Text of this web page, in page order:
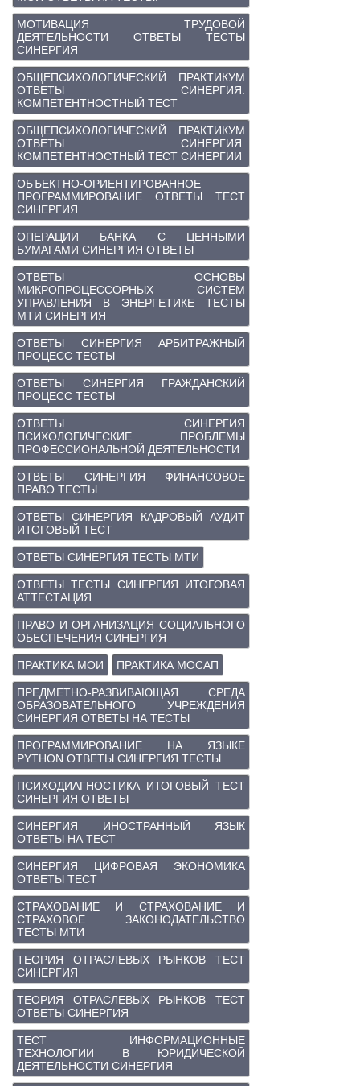
МОТИВАЦИЯ ТРУДОВОЙ
ДЕЯТЕЛЬНОСТИ ОТВЕТЫ ТЕСТЫ
СИНЕРГИЯ
ОБЩЕПСИХОЛОГИЧЕСКИЙ ПРАКТИКУМ
ОТВЕТЫ СИНЕРГИЯ.
КОМПЕТЕНТНОСТНЫЙ ТЕСТ
ОБЩЕПСИХОЛОГИЧЕСКИЙ ПРАКТИКУМ
ОТВЕТЫ СИНЕРГИЯ.
КОМПЕТЕНТНОСТНЫЙ ТЕСТ СИНЕРГИИ
ОБЪЕКТНО-ОРИЕНТИРОВАННОЕ
ПРОГРАММИРОВАНИЕ ОТВЕТЫ ТЕСТ
СИНЕРГИЯ
ОПЕРАЦИИ БАНКА С ЦЕННЫМИ
БУМАГАМИ СИНЕРГИЯ ОТВЕТЫ
ОТВЕТЫ ОСНОВЫ
МИКРОПРОЦЕССОРНЫХ СИСТЕМ
УПРАВЛЕНИЯ В ЭНЕРГЕТИКЕ ТЕСТЫ
МТИ СИНЕРГИЯ
ОТВЕТЫ СИНЕРГИЯ АРБИТРАЖНЫЙ
ПРОЦЕСС ТЕСТЫ
ОТВЕТЫ СИНЕРГИЯ ГРАЖДАНСКИЙ
ПРОЦЕСС ТЕСТЫ
ОТВЕТЫ СИНЕРГИЯ
ПСИХОЛОГИЧЕСКИЕ ПРОБЛЕМЫ
ПРОФЕССИОНАЛЬНОЙ ДЕЯТЕЛЬНОСТИ
ОТВЕТЫ СИНЕРГИЯ ФИНАНСОВОЕ
ПРАВО ТЕСТЫ
ОТВЕТЫ СИНЕРГИЯ КАДРОВЫЙ АУДИТ
ИТОГОВЫЙ ТЕСТ
ОТВЕТЫ СИНЕРГИЯ ТЕСТЫ МТИ
ОТВЕТЫ ТЕСТЫ СИНЕРГИЯ ИТОГОВАЯ
АТТЕСТАЦИЯ
ПРАВО И ОРГАНИЗАЦИЯ СОЦИАЛЬНОГО
ОБЕСПЕЧЕНИЯ СИНЕРГИЯ
ПРАКТИКА МОИ ПРАКТИКА МОСАП
ПРЕДМЕТНО-РАЗВИВАЮЩАЯ СРЕДА
ОБРАЗОВАТЕЛЬНОГО УЧРЕЖДЕНИЯ
СИНЕРГИЯ ОТВЕТЫ НА ТЕСТЫ
ПРОГРАММИРОВАНИЕ НА ЯЗЫКЕ
PYTHON ОТВЕТЫ СИНЕРГИЯ ТЕСТЫ
ПСИХОДИАГНОСТИКА ИТОГОВЫЙ ТЕСТ
СИНЕРГИЯ ОТВЕТЫ
СИНЕРГИЯ ИНОСТРАННЫЙ ЯЗЫК
ОТВЕТЫ НА ТЕСТ
СИНЕРГИЯ ЦИФРОВАЯ ЭКОНОМИКА
ОТВЕТЫ ТЕСТ
СТРАХОВАНИЕ И СТРАХОВАНИЕ И
СТРАХОВОЕ ЗАКОНОДАТЕЛЬСТВО
ТЕСТЫ МТИ
ТЕОРИЯ ОТРАСЛЕВЫХ РЫНКОВ ТЕСТ
СИНЕРГИЯ
ТЕОРИЯ ОТРАСЛЕВЫХ РЫНКОВ ТЕСТ
ОТВЕТЫ СИНЕРГИЯ
ТЕСТ ИНФОРМАЦИОННЫЕ
ТЕХНОЛОГИИ В ЮРИДИЧЕСКОЙ
ДЕЯТЕЛЬНОСТИ СИНЕРГИЯ